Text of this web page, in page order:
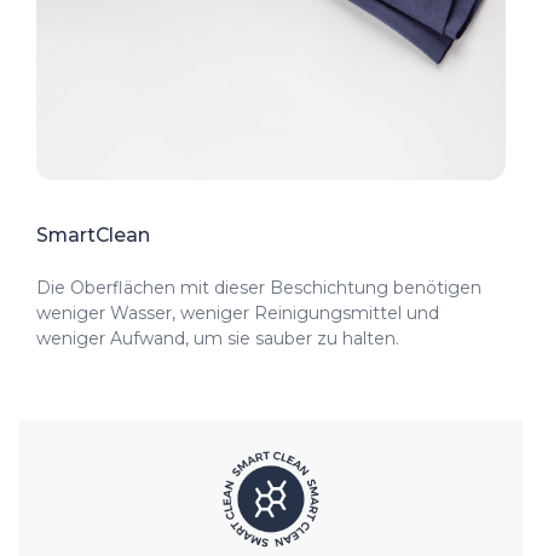
SmartClean
Die Oberflächen mit dieser Beschichtung benötigen
weniger Wasser, weniger Reinigungsmittel und
weniger Aufwand, um sie sauber zu halten.